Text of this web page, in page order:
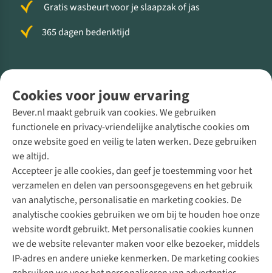
Cookies voor jouw ervaring
Bever.nl maakt gebruik van cookies. We gebruiken
functionele en privacy-vriendelijke analytische cookies om
onze website goed en veilig te laten werken. Deze gebruiken
we altijd.
Accepteer je alle cookies, dan geef je toestemming voor het
verzamelen en delen van persoonsgegevens en het gebruik
van analytische, personalisatie en marketing cookies. De
analytische cookies gebruiken we om bij te houden hoe onze
website wordt gebruikt. Met personalisatie cookies kunnen
we de website relevanter maken voor elke bezoeker, middels
IP-adres en andere unieke kenmerken. De marketing cookies
Gratis wasbeurt voor je slaapzak of jas
365 dagen bedenktijd
Direct advies van een Buitenexpert
+31 (0)85 888 50 88
+31 6 12 28 49 80
Contactformulier